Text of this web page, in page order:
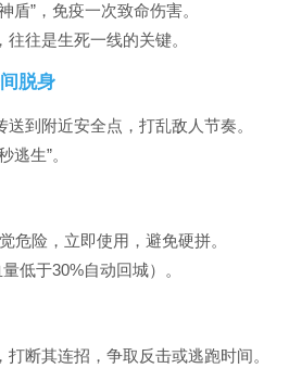
盾”，免疫一次致命伤害。
往是生死一线的关键。
脱身
到附近安全点，打乱敌人节奏。
逃生”。
危险，立即使用，避免硬拼。
低于30%自动回城）。
断其连招，争取反击或逃跑时间。